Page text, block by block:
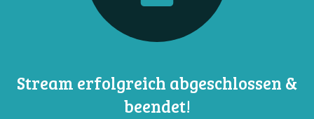
Stream erfolgreich abgeschlossen &
beendet!